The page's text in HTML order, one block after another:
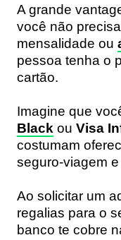
A grande
você não
mensalidade ou
pessoa tenha o
cartão.
Imagine que
Black ou Visa
costumam
seguro-viagem
Ao solicitar um
regalias para o
banco te cobre